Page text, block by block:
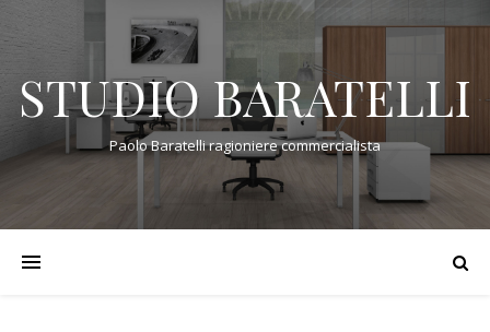
STUDIO BARATELLI
Paolo Baratelli ragioniere commercialista